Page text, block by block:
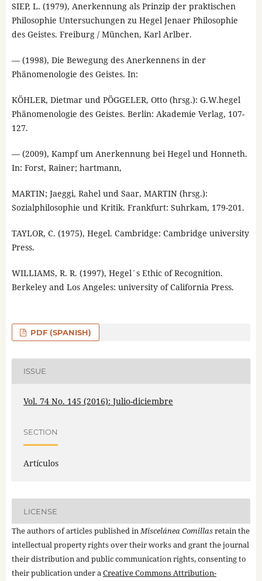
SIEP, L. (1979), Anerkennung als Prinzip der praktischen
Philosophie Untersuchungen zu Hegel Jenaer Philosophie
des Geistes. Freiburg / München, Karl Arlber.
— (1998), Die Bewegung des Anerkennens in der
Phänomenologie des Geistes. In:
KÖHLER, Dietmar und PÖGGELER, Otto (hrsg.): G.W.hegel
Phänomenologie des Geistes. Berlin: Akademie Verlag, 107-
127.
— (2009), Kampf um Anerkennung bei Hegel und Honneth.
In: Forst, Rainer; hartmann,
MARTIN; Jaeggi, Rahel und Saar, MARTIN (hrsg.):
Sozialphilosophie und Kritik. Frankfurt: Suhrkam, 179-201.
TAYLOR, C. (1975), Hegel. Cambridge: Cambridge university
Press.
WILLIAMS, R. R. (1997), Hegel´s Ethic of Recognition.
Berkeley and Los Angeles: university of California Press.
PDF (SPANISH)
ISSUE
Vol. 74 No. 145 (2016): Julio-diciembre
SECTION
Artículos
LICENSE
The authors of articles published inMiscelánea Comillasretain the
intellectual property rights over their works and grant the journal
their distribution and public communication rights, consenting to
their publication under aCreative Commons Attribution-